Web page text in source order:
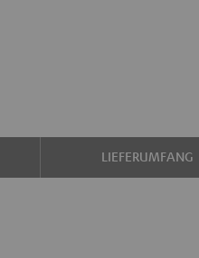
LIEFERUMFANG